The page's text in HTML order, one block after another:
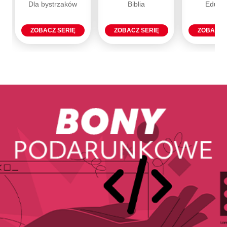
Dla bystrzaków
ZOBACZ SERIĘ
Biblia
ZOBACZ SERIĘ ZOBACZ